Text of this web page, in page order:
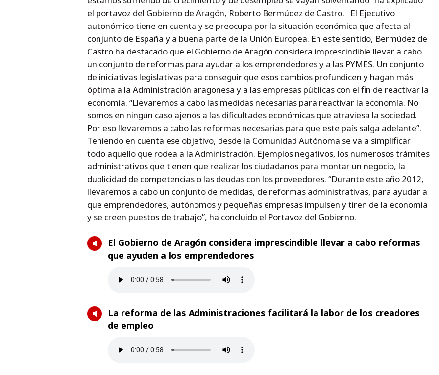
el portavoz del Gobierno de Aragón, Roberto Bermúdez de Castro. El Ejecutivo
autonómico tiene en cuenta y se preocupa por la situación económica que afecta al
conjunto de España y a buena parte de la Unión Europea. En este sentido, Bermúdez de
Castro ha destacado que el Gobierno de Aragón considera imprescindible llevar a cabo
un conjunto de reformas para ayudar a los emprendedores y a las PYMES. Un conjunto
de iniciativas legislativas para conseguir que esos cambios profundicen y hagan más
óptima a la Administración aragonesa y a las empresas públicas con el fin de reactivar la
economía. “Llevaremos a cabo las medidas necesarias para reactivar la economía. No
somos en ningún caso ajenos a las dificultades económicas que atraviesa la sociedad.
Por eso llevaremos a cabo las reformas necesarias para que este país salga adelante”.
Teniendo en cuenta ese objetivo, desde la Comunidad Autónoma se va a simplificar
todo aquello que rodea a la Administración. Ejemplos negativos, los numerosos trámites
administrativos que tienen que realizar los ciudadanos para montar un negocio, la
duplicidad de competencias o las deudas con los proveedores. “Durante este año 2012,
llevaremos a cabo un conjunto de medidas, de reformas administrativas, para ayudar a
que emprendedores, autónomos y pequeñas empresas impulsen y tiren de la economía
y se creen puestos de trabajo”, ha concluido el Portavoz del Gobierno.
El Gobierno de Aragón considera imprescindible llevar a cabo reformas
que ayuden a los emprendedores
La reforma de las Administraciones facilitará la labor de los creadores
de empleo